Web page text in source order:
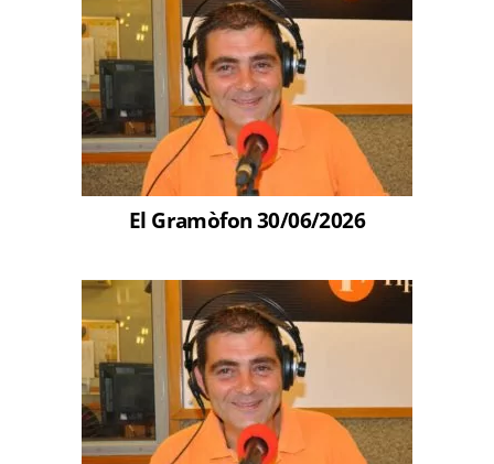
El Gramòfon 30/06/2026